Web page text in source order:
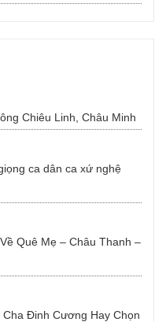
Chiêu Linh, Châu Minh
ca dân ca xứ nghệ
Quê Mẹ – Châu Thanh –
Đinh Cương Hay Chọn